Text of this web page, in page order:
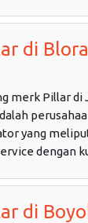
di
merk Pillar di
yang
dengan
di